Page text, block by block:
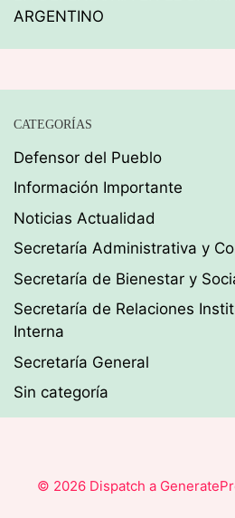
ARGENTINO
CATEGORÍAS
Defensor del Pueblo
Información Importante
Noticias Actualidad
Secretaría Administrativa y
Secretaría de Bienestar y
Secretaría de Relaciones
Interna
Secretaría General
Sin categoría
© 2026 Dispatch a